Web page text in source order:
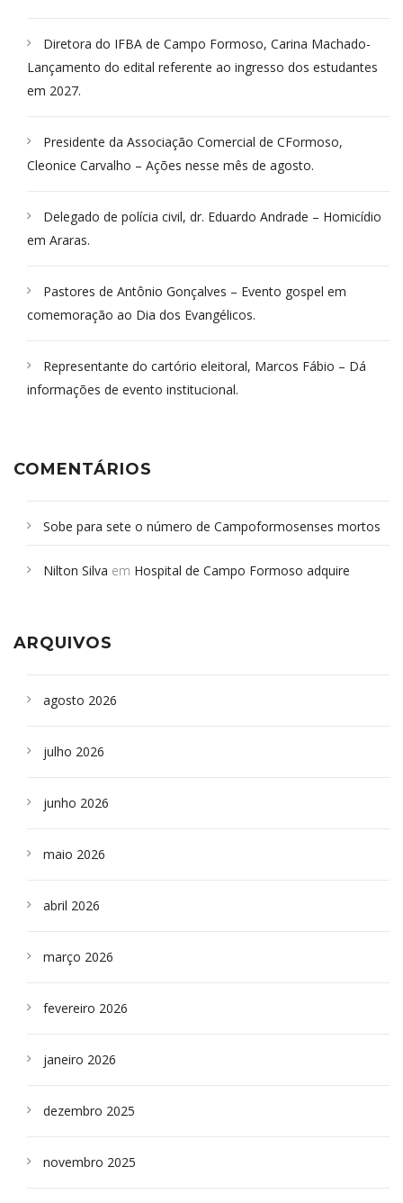
Diretora do IFBA de Campo Formoso, Carina Machado-
Lançamento do edital referente ao ingresso dos estudantes
em 2027.
Presidente da Associação Comercial de CFormoso,
Cleonice Carvalho – Ações nesse mês de agosto.
Delegado de polícia civil, dr. Eduardo Andrade – Homicídio
em Araras.
Pastores de Antônio Gonçalves – Evento gospel em
comemoração ao Dia dos Evangélicos.
Representante do cartório eleitoral, Marcos Fábio – Dá
informações de evento institucional.
COMENTÁRIOS
Sobe para sete o número de Campoformosenses mortos
Campoformosenses que morreram em desabamentos são
Nilton Silva em Hospital de Campo Formoso adquire
ARQUIVOS
agosto 2026
julho 2026
junho 2026
maio 2026
abril 2026
março 2026
fevereiro 2026
janeiro 2026
dezembro 2025
novembro 2025